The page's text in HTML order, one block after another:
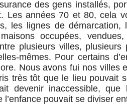
des gens installés,
Les années 70 et 80, cela
les lignes de démarcation,
occupées,
plusieurs villes, plusieurs
mêmes. Pour certains
Nous avons fui nos villes
très tôt que le lieu pouvait
devenir inaccessible, que
l’enfance pouvait se diviser